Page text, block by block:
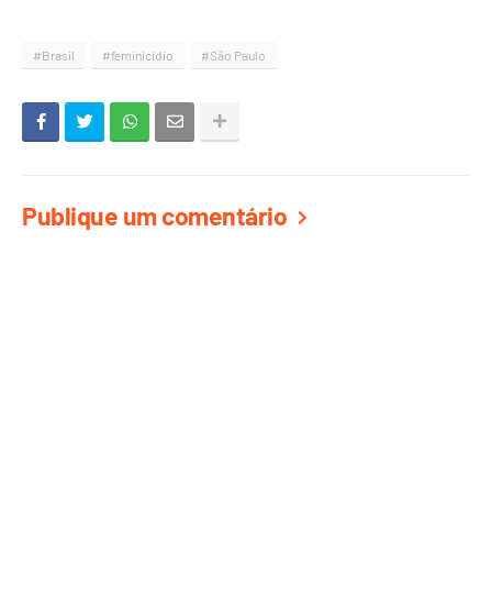
#Brasil #feminicidio #São Paulo
Publique um comentário